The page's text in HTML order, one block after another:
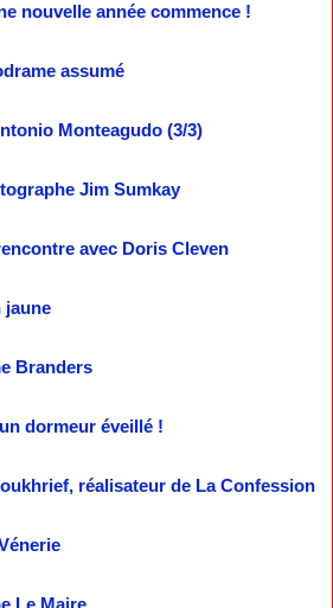
nouvelle année commence !
assumé
Monteagudo (3/3)
Jim Sumkay
avec Doris Cleven
jaune
Branders
dormeur éveillé !
réalisateur de La Confession
Le Maire